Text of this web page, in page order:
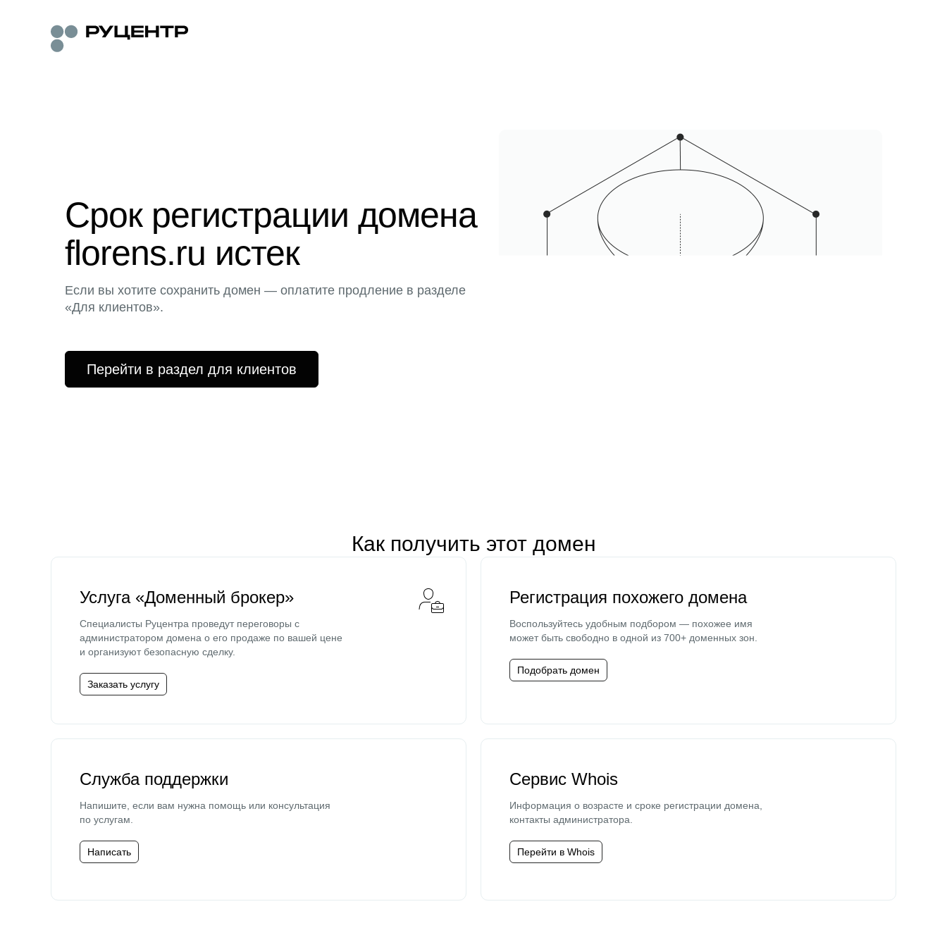
Срок регистрации домена
florens.ru истек
Если вы хотите сохранить домен — оплатите продление в разделе
«Для клиентов».
Перейти в раздел для клиентов
Как получить этот домен
Услуга «Доменный брокер»
Специалисты Руцентра проведут переговоры с
администратором домена о его продаже по вашей цене
и организуют безопасную сделку.
Заказать услугу
Регистрация похожего домена
Воспользуйтесь удобным подбором — похожее имя
может быть свободно в одной из 700+ доменных зон.
Подобрать домен
Служба поддержки
Напишите, если вам нужна помощь или консультация
по услугам.
Написать
Сервис Whois
Информация о возрасте и сроке регистрации домена,
контакты администратора.
Перейти в Whois